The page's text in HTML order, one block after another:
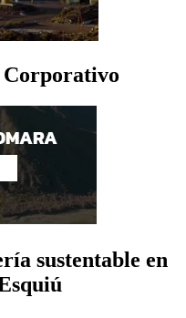
Corporativo
sustentable en